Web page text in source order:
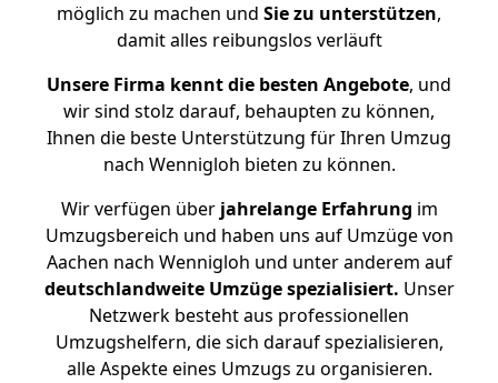
möglich zu machen und Sie zu unterstützen,
damit alles reibungslos verläuft
Unsere Firma kennt die besten Angebote, und
wir sind stolz darauf, behaupten zu können,
Ihnen die beste Unterstützung für Ihren Umzug
nach Wennigloh bieten zu können.
Wir verfügen überjahrelange Erfahrung im
Umzugsbereich und haben uns auf Umzüge von
Aachen nach Wennigloh und unter anderem auf
deutschlandweite Umzüge spezialisiert. Unser
Netzwerk besteht aus professionellen
Umzugshelfern, die sich darauf spezialisieren,
alle Aspekte eines Umzugs zu organisieren.